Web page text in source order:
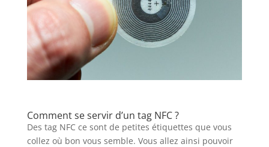
Comment se servir d’un tag NFC ?
Des tag NFC ce sont de petites étiquettes que vous
collez où bon vous semble. Vous allez ainsi pouvoir